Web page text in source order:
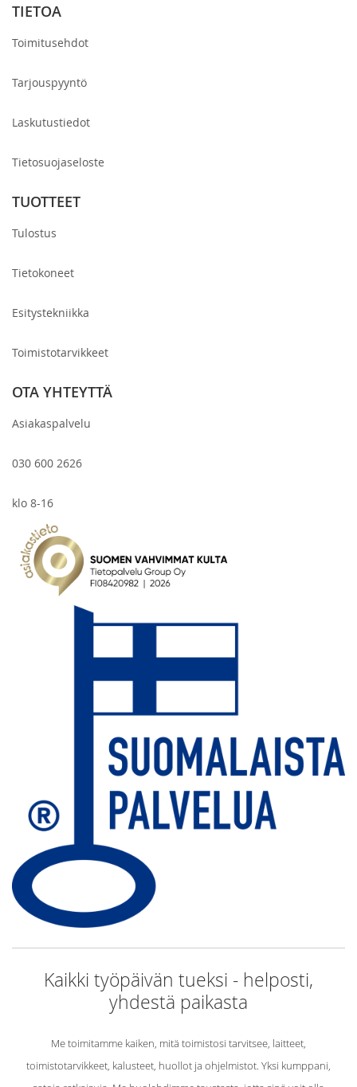
TIETOA
Toimitusehdot
Tarjouspyyntö
Laskutustiedot
Tietosuojaseloste
TUOTTEET
Tulostus
Tietokoneet
Esitystekniikka
Toimistotarvikkeet
OTA YHTEYTTÄ
Asiakaspalvelu
030 600 2626
klo 8-16
Kaikki työpäivän tueksi - helposti,
yhdestä paikasta
Me toimitamme kaiken, mitä toimistosi tarvitsee, laitteet,
toimistotarvikkeet, kalusteet, huollot ja ohjelmistot. Yksi kumppani,